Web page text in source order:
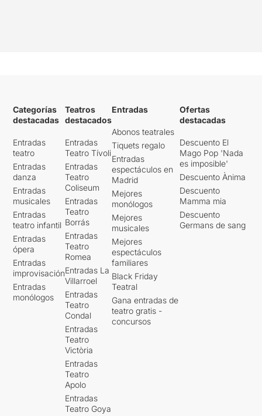
Categorías
destacadas
Entradas
teatro
Entradas
danza
Entradas
musicales
Entradas
teatro infantil
Entradas
ópera
Entradas
improvisación
Entradas
monólogos
Teatros
destacados
Entradas
Teatro Tívoli
Entradas
Teatro
Coliseum
Entradas
Teatro
Borrás
Entradas
Teatro
Romea
Entradas La
Villarroel
Entradas
Teatro
Condal
Entradas
Teatro
Victòria
Entradas
Teatro
Apolo
Entradas
Teatro Goya
Entradas
Abonos teatrales
Tiquets regalo
Entradas
espectáculos en
Madrid
Mejores
monólogos
Mejores
musicales
Mejores
espectáculos
familiares
Black Friday
Teatral
Gana entradas de
teatro gratis -
concursos
Ofertas
destacadas
Descuento El
Mago Pop 'Nada
es imposible'
Descuento Ànima
Descuento
Mamma mia
Descuento
Germans de sang